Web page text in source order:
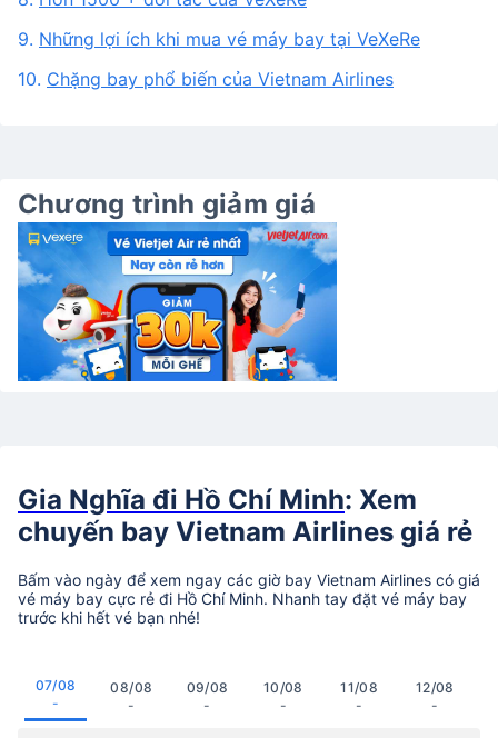
9. Những lợi ích khi mua vé máy bay tại VeXeRe
10. Chặng bay phổ biến của Vietnam Airlines
Chương trình giảm giá
Gia Nghĩa đi Hồ Chí Minh: Xem
chuyến bay Vietnam Airlines giá rẻ
Bấm vào ngày để xem ngay các giờ bay Vietnam Airlines có giá
vé máy bay cực rẻ đi Hồ Chí Minh. Nhanh tay đặt vé máy bay
trước khi hết vé bạn nhé!
07/08
-
08/08
-
09/08
-
10/08
-
11/08
-
12/08
-